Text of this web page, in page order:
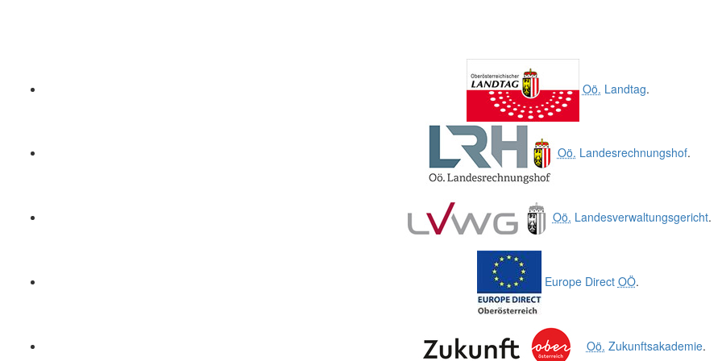
Oö. Landtag.
Oö. Landesrechnungshof.
Oö. Landesverwaltungsgericht.
Europe Direct OÖ.
Oö. Zukunftsakademie.